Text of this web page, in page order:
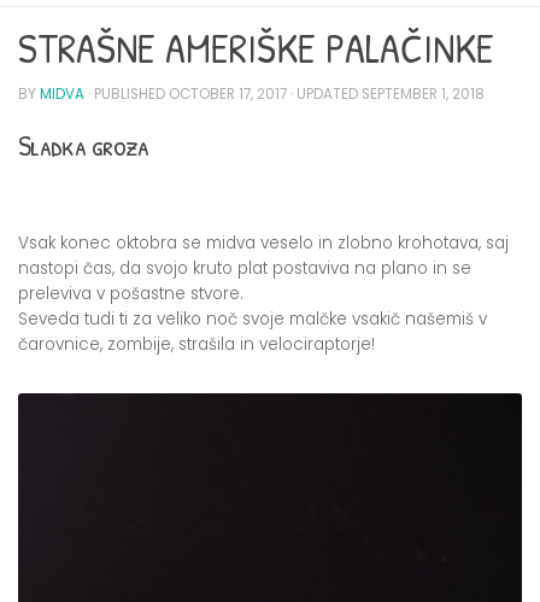
STRAŠNE AMERIŠKE PALAČINKE
BYMIDVA · PUBLISHED OCTOBER 17, 2017 · UPDATED SEPTEMBER 1, 2018
Sladka groza
Vsak konec oktobra se midva veselo in zlobno krohotava, saj
nastopi čas, da svojo kruto plat postaviva na plano in se
preleviva v pošastne stvore.
Seveda tudi ti za veliko noč svoje malčke vsakič našemiš v
čarovnice, zombije, strašila in velociraptorje!